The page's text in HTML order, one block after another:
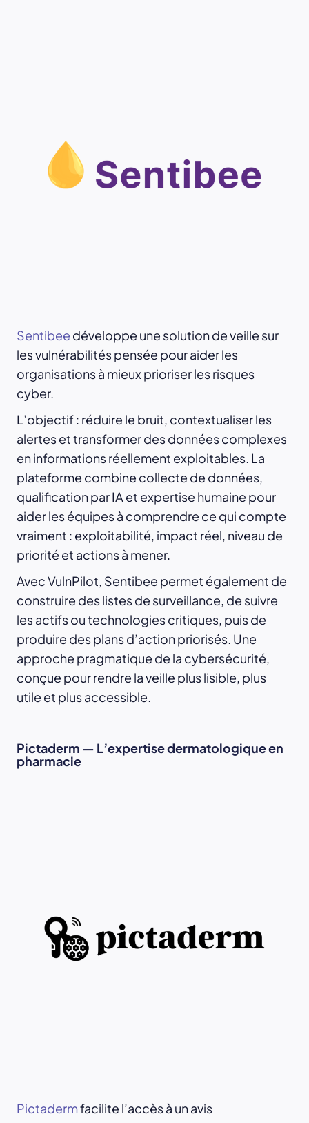
Sentibee développe une solution de veille sur
les vulnérabilités pensée pour aider les
organisations à mieux prioriser les risques
cyber.
L’objectif : réduire le bruit, contextualiser les
alertes et transformer des données complexes
en informations réellement exploitables. La
plateforme combine collecte de données,
qualification par IA et expertise humaine pour
aider les équipes à comprendre ce qui compte
vraiment : exploitabilité, impact réel, niveau de
priorité et actions à mener.
Avec VulnPilot, Sentibee permet également de
construire des listes de surveillance, de suivre
les actifs ou technologies critiques, puis de
produire des plans d’action priorisés. Une
approche pragmatique de la cybersécurité,
conçue pour rendre la veille plus lisible, plus
utile et plus accessible.
Pictaderm — L’expertise dermatologique en
pharmacie
Pictadermfacilite l’accès à un avis